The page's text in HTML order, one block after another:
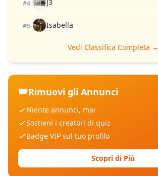
#4 J3
#5 Isabella
Vedi Classifica Completa →
👑Rimuovi gli Annunci
Niente annunci, mai
Sostieni i creatori di quiz
Badge VIP sul tuo profilo
Scopri di Più